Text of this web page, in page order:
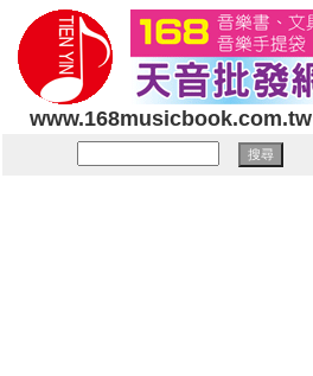
www.168musicbook.com.tw